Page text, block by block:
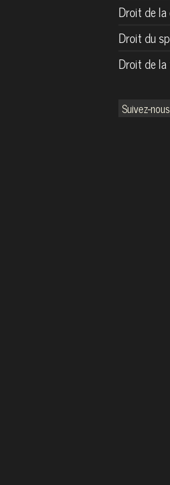
Droit de
Droit du
Droit de
Suivez-